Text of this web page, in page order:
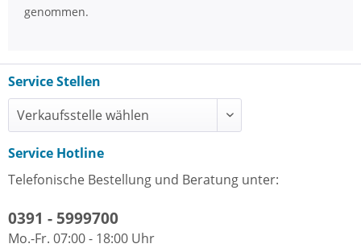
genommen.
Service Stellen
Service Hotline
Telefonische Bestellung und Beratung unter:
0391 - 5999700
Mo.-Fr. 07:00 - 18:00 Uhr